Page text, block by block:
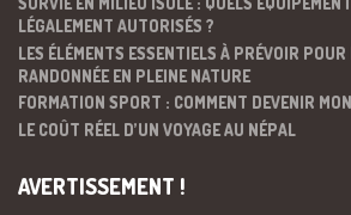
LÉGALEMENT AUTORISÉS ?
LES ÉLÉMENTS ESSENTIELS À PRÉVOIR
RANDONNÉE EN PLEINE NATURE
FORMATION SPORT : COMMENT DEVENIR
LE COÛT RÉEL D’UN VOYAGE AU NÉPAL
AVERTISSEMENT !